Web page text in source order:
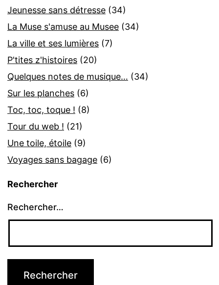
Jeunesse sans détresse (34)
La Muse s'amuse au Musee (34)
La ville et ses lumières (7)
P'tites z'histoires (20)
Quelques notes de musique… (34)
Sur les planches (6)
Toc, toc, toque ! (8)
Tour du web ! (21)
Une toile, étoile (9)
Voyages sans bagage (6)
Rechercher
Rechercher…